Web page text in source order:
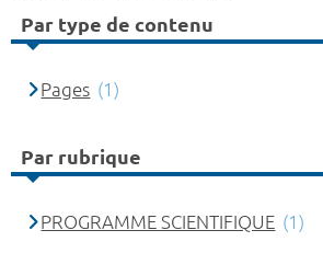
Par type de contenu
Pages (1)
Par rubrique
PROGRAMME SCIENTIFIQUE (1)